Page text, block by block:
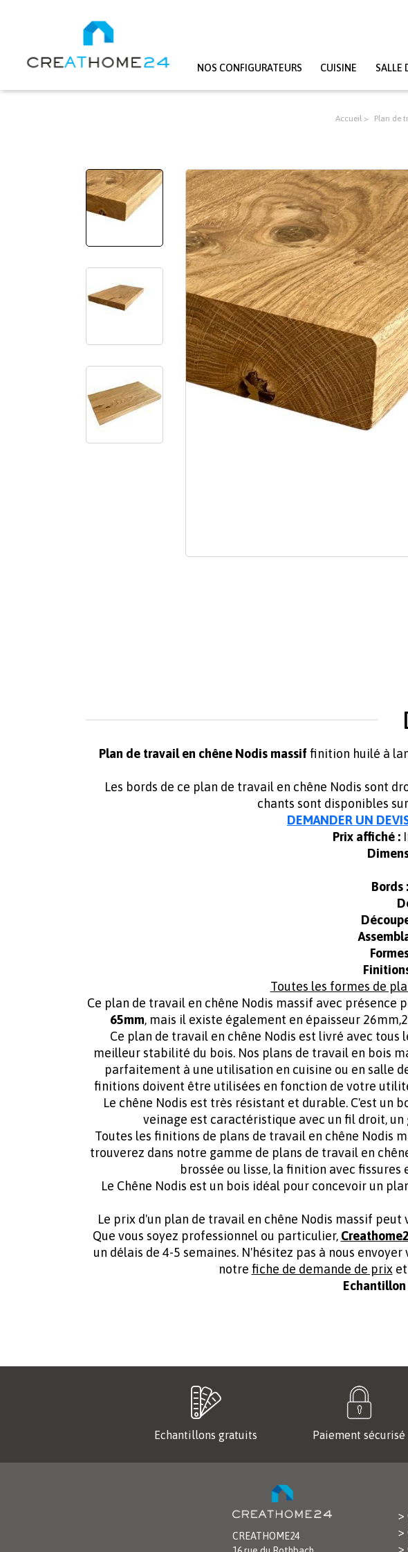
NOS CONFIGURATEURS CUISINE SALLE
Accueil Plan de
Plan de travail en chêne Nodis massiffinition huilé à
Les bords de ce plan de travail en chêne Nodis sont
chants sont disponibles
DEMANDER UN
Prix affiché :
Bords :
Toutes les formes de
Ce plan de travail en chêne Nodis massif avec présence
65mm, mais il existe également en épaisseur
Ce plan de travail en chêne Nodis est livré avec
meilleur stabilité du bois. Nos plans de travail en bois
parfaitement à une utilisation en cuisine ou en salle
finitions doivent être utilisées en fonction de votre
Le chêne Nodis est très résistant et durable. C'est un
veinage est caractéristique avec un fil droit,
Toutes les finitions de plans de travail en chêne Nodis
trouverez dans notre gamme de plans de travail en
brossée ou lisse, la finition avec
Le Chêne Nodis est un bois idéal pour concevoir un
Le prix d'un plan de travail en chêne Nodis massif
Que vous soyez professionnel ou particulier,
un délais de 4-5 semaines. N'hésitez pas à nous
notre fiche de demande de prixet
Echantillon
Echantillons gratuits Paiement sécurisé
CREATHOME24